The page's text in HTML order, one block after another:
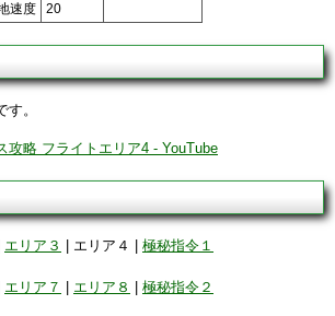
速度
20
。
攻略 フライトエリア4 - YouTube
エリア３ | エリア４ | 極秘指令１
エリア７ エリア８ 極秘指令２